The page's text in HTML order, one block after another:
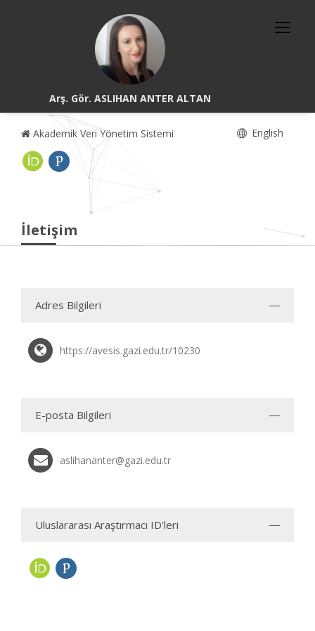
Arş. Gör. ASLIHAN ANTER ALTAN
Akademik Veri Yönetim Sistemi English
İletişim
Adres Bilgileri
https://avesis.gazi.edu.tr/10230
E-posta Bilgileri
aslihananter@gazi.edu.tr
Uluslararası Araştırmacı ID'leri